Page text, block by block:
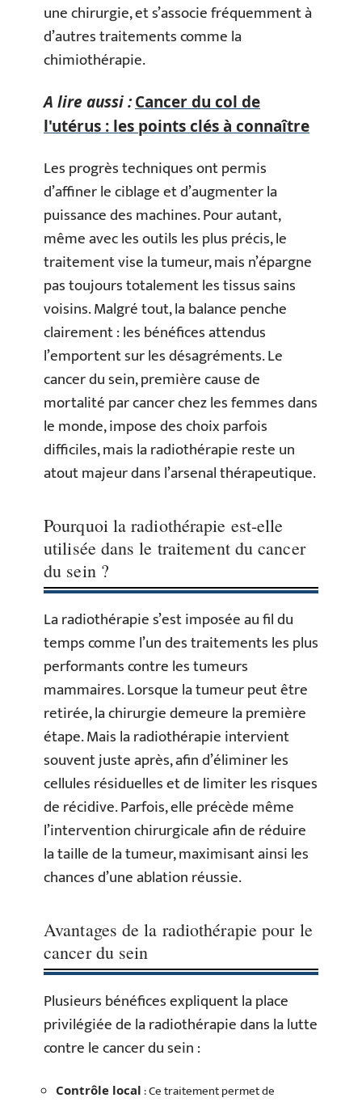
une chirurgie, et s’associe fréquemment à
d’autres traitements comme la
chimiothérapie.
A lire aussi :Cancer du col de
l'utérus : les points clés à connaître
Les progrès techniques ont permis
d’affiner le ciblage et d’augmenter la
puissance des machines. Pour autant,
même avec les outils les plus précis, le
traitement vise la tumeur, mais n’épargne
pas toujours totalement les tissus sains
voisins. Malgré tout, la balance penche
clairement : les bénéfices attendus
l’emportent sur les désagréments. Le
cancer du sein, première cause de
mortalité par cancer chez les femmes dans
le monde, impose des choix parfois
difficiles, mais la radiothérapie reste un
atout majeur dans l’arsenal thérapeutique.
Pourquoi la radiothérapie est-elle
utilisée dans le traitement du cancer
du sein ?
La radiothérapie s’est imposée au fil du
temps comme l’un des traitements les plus
performants contre les tumeurs
mammaires. Lorsque la tumeur peut être
retirée, la chirurgie demeure la première
étape. Mais la radiothérapie intervient
souvent juste après, afin d’éliminer les
cellules résiduelles et de limiter les risques
de récidive. Parfois, elle précède même
l’intervention chirurgicale afin de réduire
la taille de la tumeur, maximisant ainsi les
chances d’une ablation réussie.
Avantages de la radiothérapie pour le
cancer du sein
Plusieurs bénéfices expliquent la place
privilégiée de la radiothérapie dans la lutte
contre le cancer du sein :
Contrôle local : Ce traitement permet de